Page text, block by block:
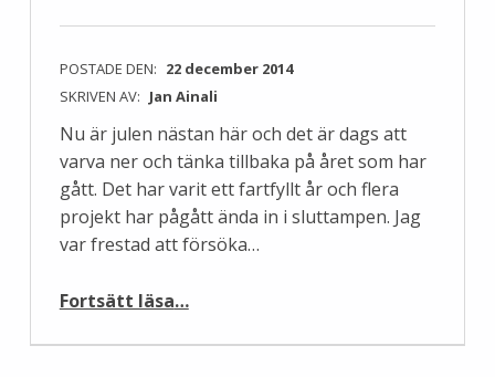
POSTADE DEN: 22 december 2014
SKRIVEN AV: Jan Ainali
Nu är julen nästan här och det är dags att
varva ner och tänka tillbaka på året som har
gått. Det har varit ett fartfyllt år och flera
projekt har pågått ända in i sluttampen. Jag
var frestad att försöka…
Fortsätt läsa“Julhälsning och vad vi har gjort 2014”
…